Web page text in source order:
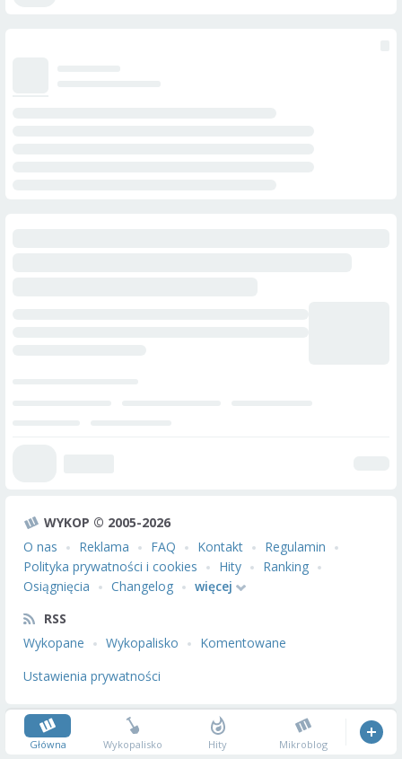
WYKOP © 2005-2026
O nas
Reklama FAQ Kontakt
Regulamin
Polityka prywatności i cookies
Hity
Ranking
Osiągnięcia
Changelog
więcej
RSS
Wykopane
Wykopalisko
Komentowane
Ustawienia prywatności
Główna Wykopalisko Hity Mikroblog